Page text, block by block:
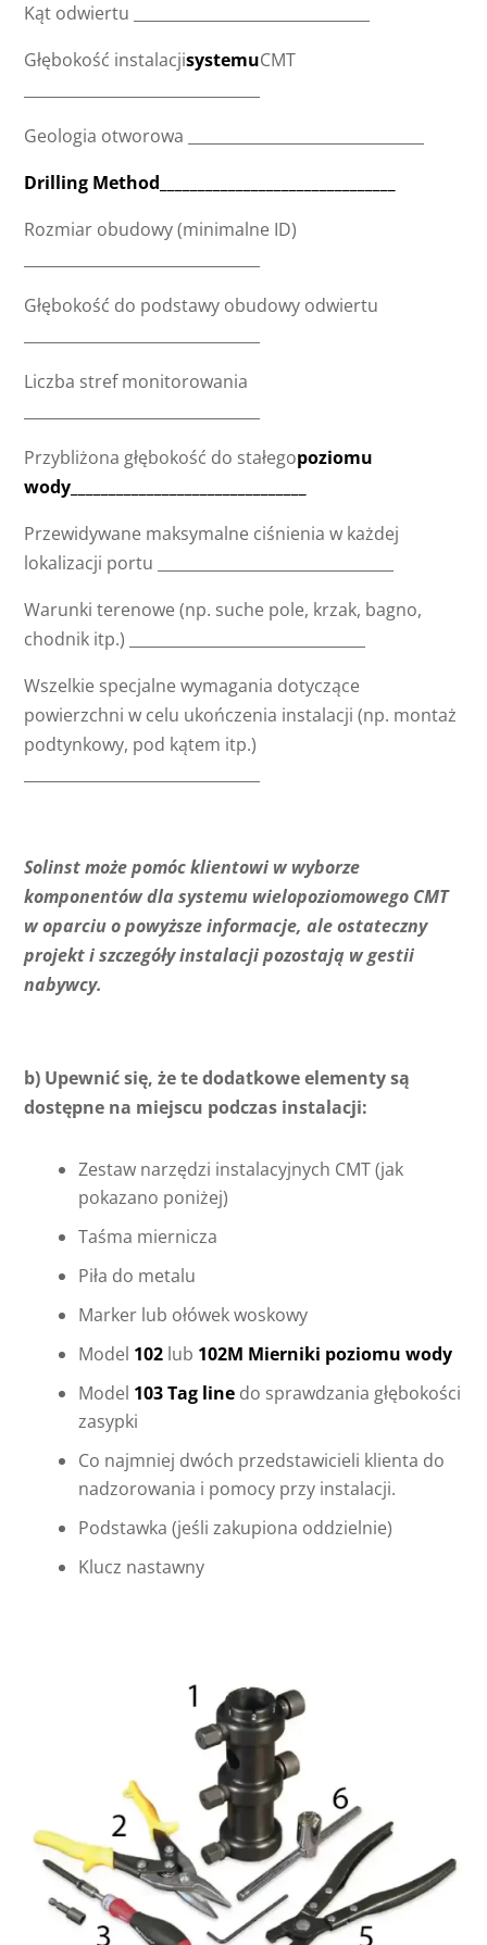
Kąt odwiertu _______________________________
Głębokość instalacjisystemuCMT
Geologia otworowa _______________________________
Drilling Method_______________________________
Rozmiar obudowy (minimalne ID)
Głębokość do podstawy obudowy odwiertu
Liczba stref monitorowania
Przybliżona głębokość do stałegopoziomu
wody_______________________________
Przewidywane maksymalne ciśnienia w każdej
lokalizacji portu _______________________________
Warunki terenowe (np. suche pole, krzak, bagno,
chodnik itp.) _______________________________
Wszelkie specjalne wymagania dotyczące
powierzchni w celu ukończenia instalacji (np. montaż
podtynkowy, pod kątem itp.)
Solinst może pomóc klientowi w wyborze
komponentów dla systemu wielopoziomowego CMT
w oparciu o powyższe informacje, ale ostateczny
projekt i szczegóły instalacji pozostają w gestii
nabywcy.
b) Upewnić się, że te dodatkowe elementy są
dostępne na miejscu podczas instalacji:
Zestaw narzędzi instalacyjnych CMT (jak
pokazano poniżej)
Taśma miernicza
Piła do metalu
Marker lub ołówek woskowy
Model 102 lub 102M Mierniki poziomu wody
Model 103 Tag line do sprawdzania głębokości
zasypki
Co najmniej dwóch przedstawicieli klienta do
nadzorowania i pomocy przy instalacji.
Podstawka (jeśli zakupiona oddzielnie)
Klucz nastawny